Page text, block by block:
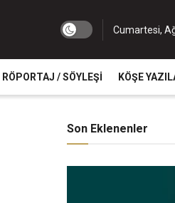
Cumartesi,
RÖPORTAJ / SÖYLEŞI KÖŞE
Son Eklenenler